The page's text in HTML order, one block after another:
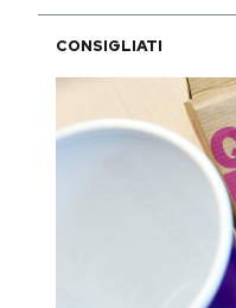
CONSIGLIATI